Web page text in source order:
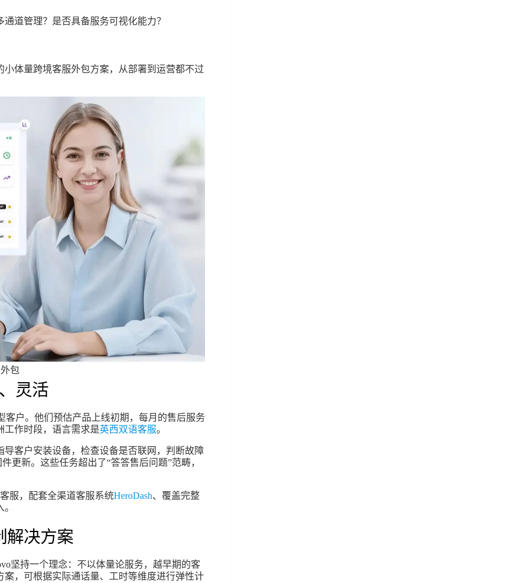
道管理？是否具备服务可视化能力？
体量跨境客服外包方案，从部署到运营都不过
包
灵活
客户。他们预估产品上线初期，每月的售后服务
工作时段，语言需求是英西双语客服。
客户安装设备，检查设备是否联网，判断故障
更新。这些任务超出了“答答售后问题”范畴，
服，配套全渠道客服系统HeroDash、覆盖完整
解决方案
坚持一个理念：不以体量论服务，越早期的客
，可根据实际通话量、工时等维度进行弹性计